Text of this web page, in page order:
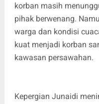
korban masih
pihak berwenang.
warga dan kondisi
kuat menjadi korban
kawasan persawahan.
Kepergian Junaidi